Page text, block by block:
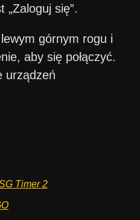
„Zaloguj się”.
górnym rogu i
aby się połączyć.
urządzeń
Timer 2